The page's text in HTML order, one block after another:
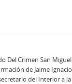
Del Crimen San Miguel
de Jaime Ignacio
del Interior a la